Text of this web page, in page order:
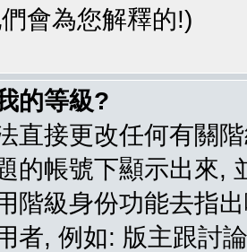
會為您解釋的!)
的等級?
直接更改任何有關
的帳號下顯示出來,
階級身份功能去指
者, 例如: 版主跟討